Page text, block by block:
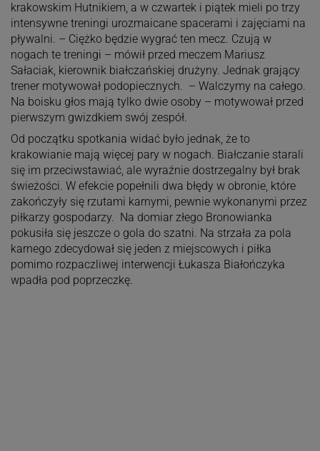
krakowskim Hutnikiem, a w czwartek i piątek mieli po trzy
intensywne treningi urozmaicane spacerami i zajęciami na
pływalni. – Ciężko będzie wygrać ten mecz. Czują w
nogach te treningi – mówił przed meczem Mariusz
Sałaciak, kierownik białczańskiej drużyny. Jednak grający
trener motywował podopiecznych. – Walczymy na całego.
Na boisku głos mają tylko dwie osoby – motywował przed
pierwszym gwizdkiem swój zespół.
Od początku spotkania widać było jednak, że to
krakowianie mają więcej pary w nogach. Białczanie starali
się im przeciwstawiać, ale wyraźnie dostrzegalny był brak
świeżości. W efekcie popełnili dwa błędy w obronie, które
zakończyły się rzutami karnymi, pewnie wykonanymi przez
piłkarzy gospodarzy. Na domiar złego Bronowianka
pokusiła się jeszcze o gola do szatni. Na strzała za pola
karnego zdecydował się jeden z miejscowych i piłka
pomimo rozpaczliwej interwencji Łukasza Białończyka
wpadła pod poprzeczkę.